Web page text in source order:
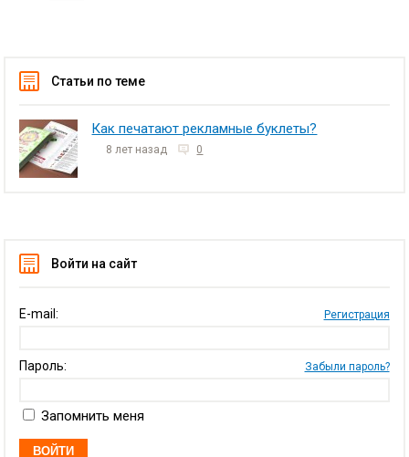
Статьи по теме
Как печатают рекламные буклеты?
8 лет назад 0
Войти на сайт
E-mail: Регистрация
Пароль: Забыли пароль?
Запомнить меня